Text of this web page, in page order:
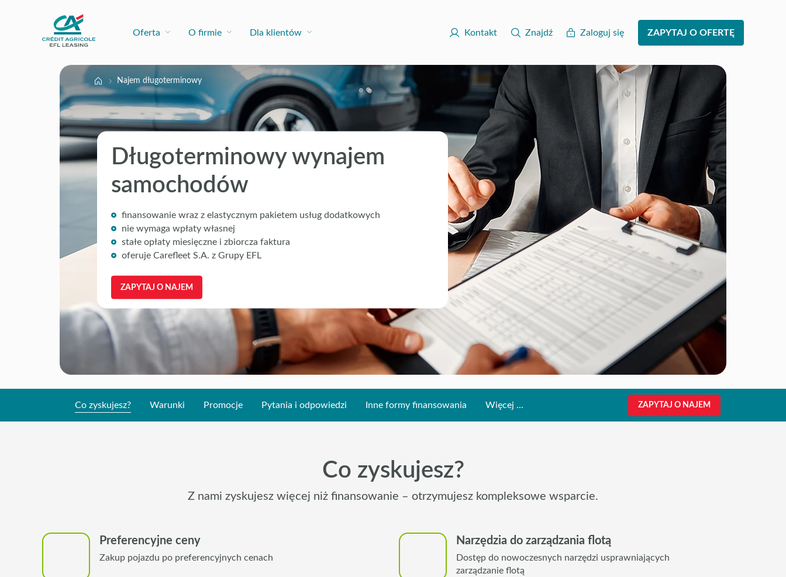
Oferta O firmie Dla klientów Kontakt Znajdź Zaloguj się ZAPYTAJ O OFERTĘ
Najem długoterminowy
Długoterminowy wynajem
samochodów
finansowanie wraz z elastycznym pakietem usług dodatkowych
nie wymaga wpłaty własnej
stałe opłaty miesięczne i zbiorcza faktura
oferuje Carefleet S.A. z Grupy EFL
ZAPYTAJ O NAJEM
Co zyskujesz? Warunki Promocje Pytania i odpowiedzi Inne formy finansowania Więcej ... ZAPYTAJ O NAJEM
Co zyskujesz?
Z nami zyskujesz więcej niż finansowanie – otrzymujesz kompleksowe wsparcie.
Preferencyjne ceny
Zakup pojazdu po preferencyjnych cenach
Narzędzia do zarządzania flotą
Dostęp do nowoczesnych narzędzi usprawniających
zarządzanie flotą